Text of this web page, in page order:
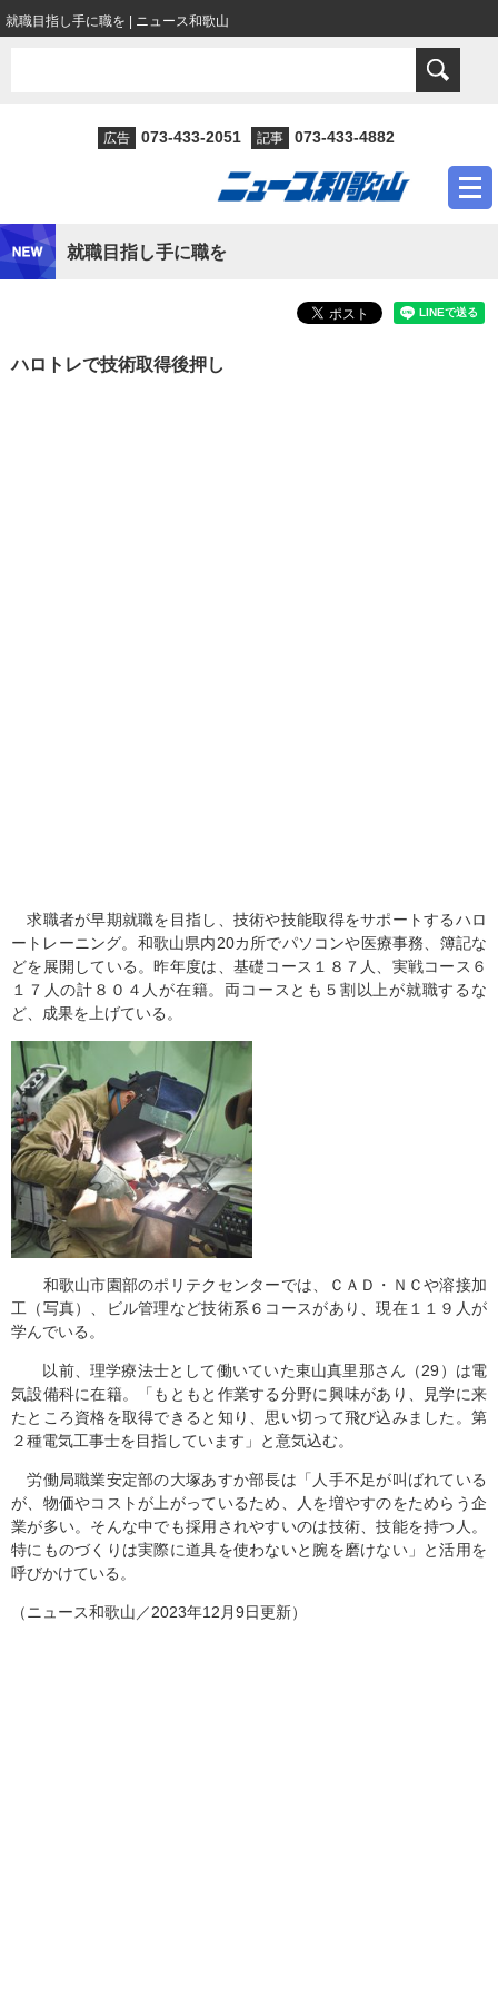
就職目指し手に職を | ニュース和歌山
広告 073-433-2051 記事 073-433-4882
就職目指し手に職を
ハロトレで技術取得後押し
求職者が早期就職を目指し、技術や技能取得をサポートするハロ
ートレーニング。和歌山県内20カ所でパソコンや医療事務、簿記な
どを展開している。昨年度は、基礎コース１８７人、実戦コース６
１７人の計８０４人が在籍。両コースとも５割以上が就職するな
ど、成果を上げている。
和歌山市園部のポリテクセンターでは、ＣＡＤ・ＮＣや溶接加
工（写真）、ビル管理など技術系６コースがあり、現在１１９人が
学んでいる。
以前、理学療法士として働いていた東山真里那さん（29）は電
気設備科に在籍。「もともと作業する分野に興味があり、見学に来
たところ資格を取得できると知り、思い切って飛び込みました。第
２種電気工事士を目指しています」と意気込む。
労働局職業安定部の大塚あすか部長は「人手不足が叫ばれている
が、物価やコストが上がっているため、人を増やすのをためらう企
業が多い。そんな中でも採用されやすいのは技術、技能を持つ人。
特にものづくりは実際に道具を使わないと腕を磨けない」と活用を
呼びかけている。
（ニュース和歌山／2023年12月9日更新）